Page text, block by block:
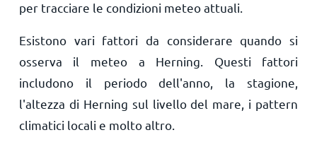
per tracciare le condizioni meteo attuali.
Esistono vari fattori da considerare quando si
osserva il meteo a Herning. Questi fattori
includono il periodo dell'anno, la stagione,
l'altezza di Herning sul livello del mare, i pattern
climatici locali e molto altro.